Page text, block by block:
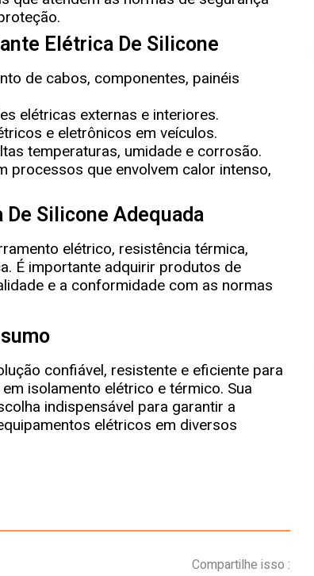
Elétrica De Silicone
de cabos, componentes, painéis
elétricas externas e interiores.
e eletrônicos em veículos.
temperaturas, umidade e corrosão.
processos que envolvem calor intenso,
De Silicone Adequada
elétrico, resistência térmica,
É importante adquirir produtos de
e a conformidade com as normas
confiável, resistente e eficiente para
isolamento elétrico e térmico. Sua
indispensável para garantir a
elétricos em diversos
Compartilhe isso :